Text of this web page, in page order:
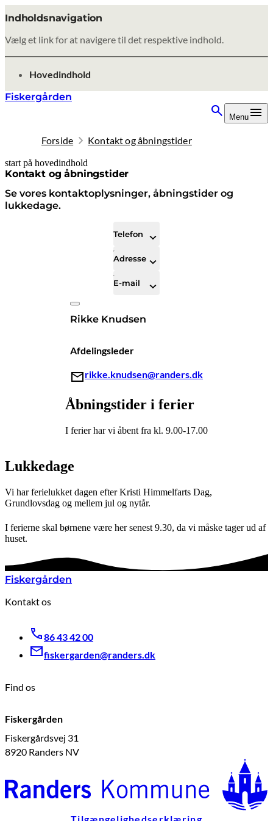
Indholdsnavigation
Vælg et link for at navigere til det respektive indhold.
gå til
Hovedindhold
Fiskergården
Menu
Forside Kontakt og åbningstider
start på hovedindhold
Kontakt og åbningstider
Se vores kontaktoplysninger, åbningstider og
lukkedage.
senest opdateret 8. februar 2026
Telefon
Adresse
E-mail
Rikke Knudsen
Afdelingsleder
rikke.knudsen@randers.dk
Åbningstider i ferier
I ferier har vi åbent fra kl. 9.00-17.00
Lukkedage
Vi har ferielukket dagen efter Kristi Himmelfarts Dag,
Grundlovsdag og mellem jul og nytår.
I ferierne skal børnene være her senest 9.30, da vi måske tager ud af
huset.
Fiskergården
Kontakt os
86 43 42 00
fiskergarden@randers.dk
Find os
Fiskergården
Fiskergårdsvej 31
8920 Randers NV